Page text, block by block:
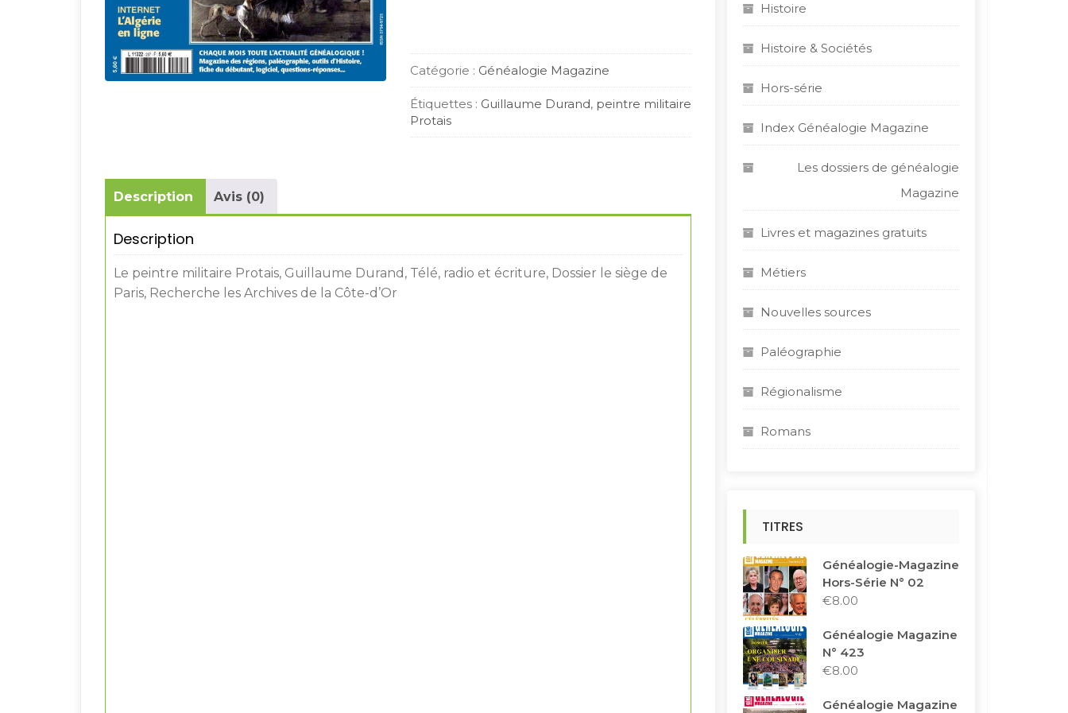
Catégorie : Généalogie Magazine
Étiquettes : Guillaume Durand, peintre militaire
Protais
Description Avis (0)
Description
Le peintre militaire Protais, Guillaume Durand, Télé, radio et écriture, Dossier le siège de
Paris, Recherche les Archives de la Côte-d’Or
Histoire
Histoire & Sociétés
Hors-série
Index Généalogie Magazine
Les dossiers de généalogie
Magazine
Livres et magazines gratuits
Métiers
Nouvelles sources
Paléographie
Régionalisme
Romans
TITRES
Généalogie-Magazine
Hors-Série N° 02
€8.00
Généalogie Magazine
N° 423
€8.00
Généalogie Magazine